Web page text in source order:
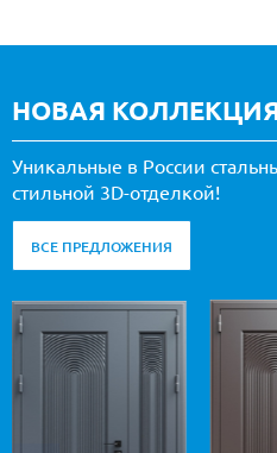
НОВАЯ КОЛЛЕКЦИЯ
Уникальные в России
стильной 3D-отделкой!
ВСЕ ПРЕДЛОЖЕНИЯ